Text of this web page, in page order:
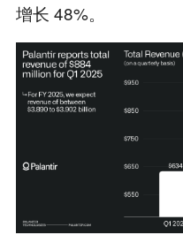
增长 48%。